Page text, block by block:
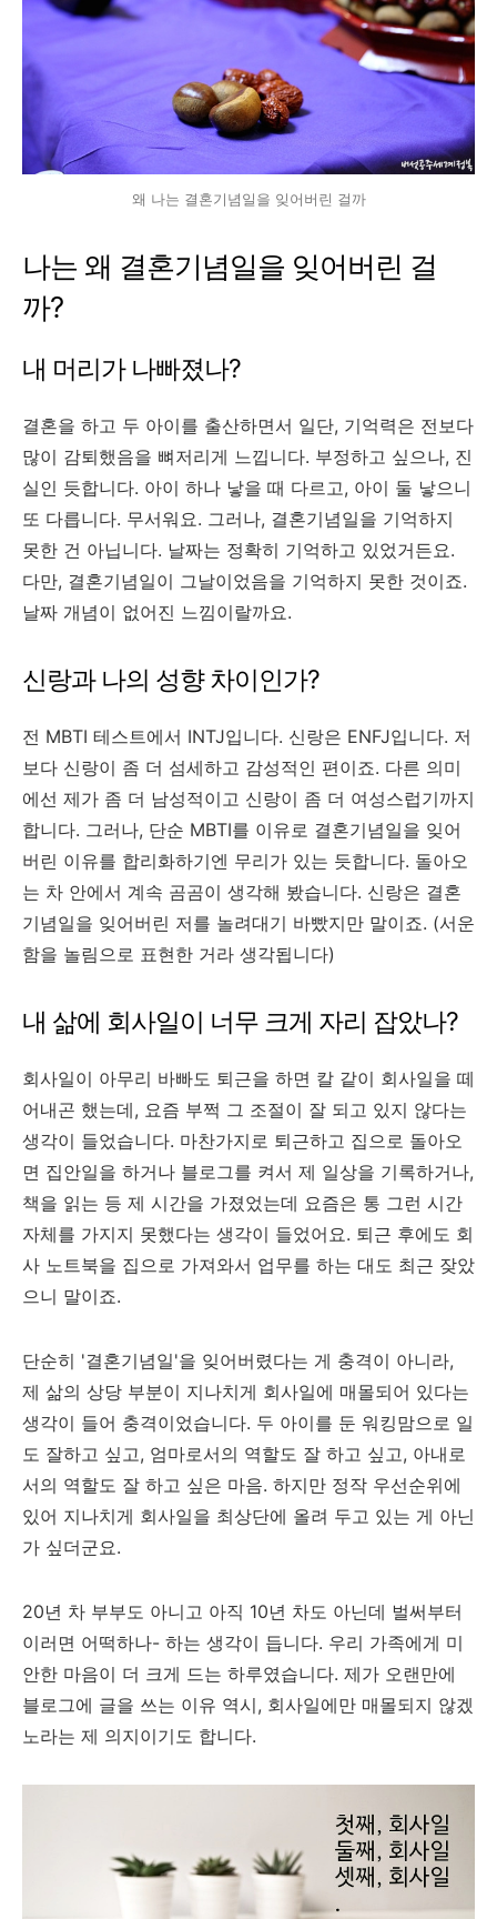
왜 나는 결혼기념일을 잊어버린 걸까
나는 왜 결혼기념일을 잊어버린 걸
까?
내 머리가 나빠졌나?
결혼을 하고 두 아이를 출산하면서 일단, 기억력은 전보다
많이 감퇴했음을 뼈저리게 느낍니다. 부정하고 싶으나, 진
실인 듯합니다. 아이 하나 낳을 때 다르고, 아이 둘 낳으니
또 다릅니다. 무서워요. 그러나, 결혼기념일을 기억하지
못한 건 아닙니다. 날짜는 정확히 기억하고 있었거든요.
다만, 결혼기념일이 그날이었음을 기억하지 못한 것이죠.
날짜 개념이 없어진 느낌이랄까요.
신랑과 나의 성향 차이인가?
전 MBTI 테스트에서 INTJ입니다. 신랑은 ENFJ입니다. 저
보다 신랑이 좀 더 섬세하고 감성적인 편이죠. 다른 의미
에선 제가 좀 더 남성적이고 신랑이 좀 더 여성스럽기까지
합니다. 그러나, 단순 MBTI를 이유로 결혼기념일을 잊어
버린 이유를 합리화하기엔 무리가 있는 듯합니다. 돌아오
는 차 안에서 계속 곰곰이 생각해 봤습니다. 신랑은 결혼
기념일을 잊어버린 저를 놀려대기 바빴지만 말이죠. (서운
함을 놀림으로 표현한 거라 생각됩니다)
내 삶에 회사일이 너무 크게 자리 잡았나?
회사일이 아무리 바빠도 퇴근을 하면 칼 같이 회사일을 떼
어내곤 했는데, 요즘 부쩍 그 조절이 잘 되고 있지 않다는
생각이 들었습니다. 마찬가지로 퇴근하고 집으로 돌아오
면 집안일을 하거나 블로그를 켜서 제 일상을 기록하거나,
책을 읽는 등 제 시간을 가졌었는데 요즘은 통 그런 시간
자체를 가지지 못했다는 생각이 들었어요. 퇴근 후에도 회
사 노트북을 집으로 가져와서 업무를 하는 대도 최근 잦았
으니 말이죠.
단순히 '결혼기념일'을 잊어버렸다는 게 충격이 아니라,
제 삶의 상당 부분이 지나치게 회사일에 매몰되어 있다는
생각이 들어 충격이었습니다. 두 아이를 둔 워킹맘으로 일
도 잘하고 싶고, 엄마로서의 역할도 잘 하고 싶고, 아내로
서의 역할도 잘 하고 싶은 마음. 하지만 정작 우선순위에
있어 지나치게 회사일을 최상단에 올려 두고 있는 게 아닌
가 싶더군요.
20년 차 부부도 아니고 아직 10년 차도 아닌데 벌써부터
이러면 어떡하나- 하는 생각이 듭니다. 우리 가족에게 미
안한 마음이 더 크게 드는 하루였습니다. 제가 오랜만에
블로그에 글을 쓰는 이유 역시, 회사일에만 매몰되지 않겠
노라는 제 의지이기도 합니다.